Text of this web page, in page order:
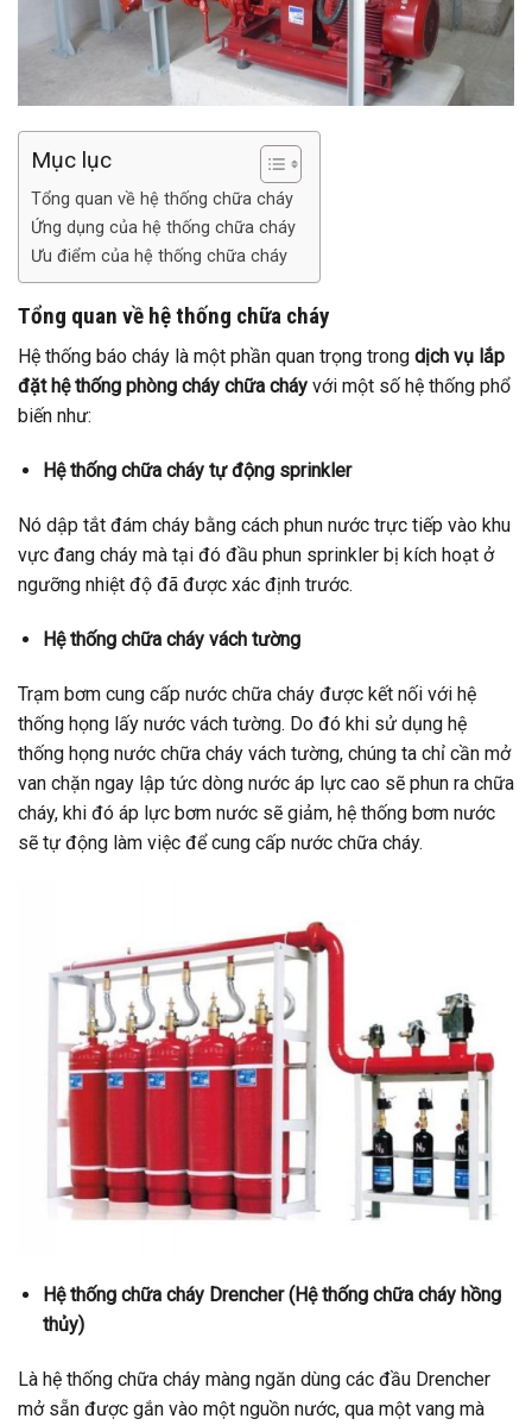
Mục lục
Tổng quan về hệ thống chữa cháy
Ứng dụng của hệ thống chữa cháy
Ưu điểm của hệ thống chữa cháy
Tổng quan về hệ thống chữa cháy
Hệ thống báo cháy là một phần quan trọng trong dịch vụ lắp
đặt hệ thống phòng cháy chữa cháy với một số hệ thống phổ
biến như:
Hệ thống chữa cháy tự động sprinkler
Nó dập tắt đám cháy bằng cách phun nước trực tiếp vào khu
vực đang cháy mà tại đó đầu phun sprinkler bị kích hoạt ở
ngưỡng nhiệt độ đã được xác định trước.
Hệ thống chữa cháy vách tường
Trạm bơm cung cấp nước chữa cháy được kết nối với hệ
thống họng lấy nước vách tường. Do đó khi sử dụng hệ
thống họng nước chữa cháy vách tường, chúng ta chỉ cần mở
van chặn ngay lập tức dòng nước áp lực cao sẽ phun ra chữa
cháy, khi đó áp lực bơm nước sẽ giảm, hệ thống bơm nước
sẽ tự động làm việc để cung cấp nước chữa cháy.
Hệ thống chữa cháy Drencher (Hệ thống chữa cháy hồng
thủy)
Là hệ thống chữa cháy màng ngăn dùng các đầu Drencher
mở sẵn được gắn vào một nguồn nước, qua một vang mà